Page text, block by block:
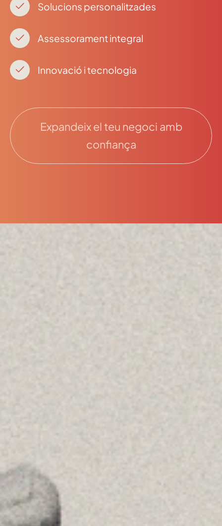
Solucions personalitzades
Assessorament integral
Innovació i tecnologia
Expandeix el teu negoci amb
confiança